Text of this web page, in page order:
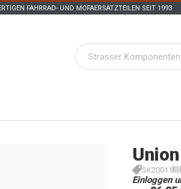
FAHRRAD- UND MOFAERSATZTEILEN SEIT 1993
Union
SK20011
Einloggen